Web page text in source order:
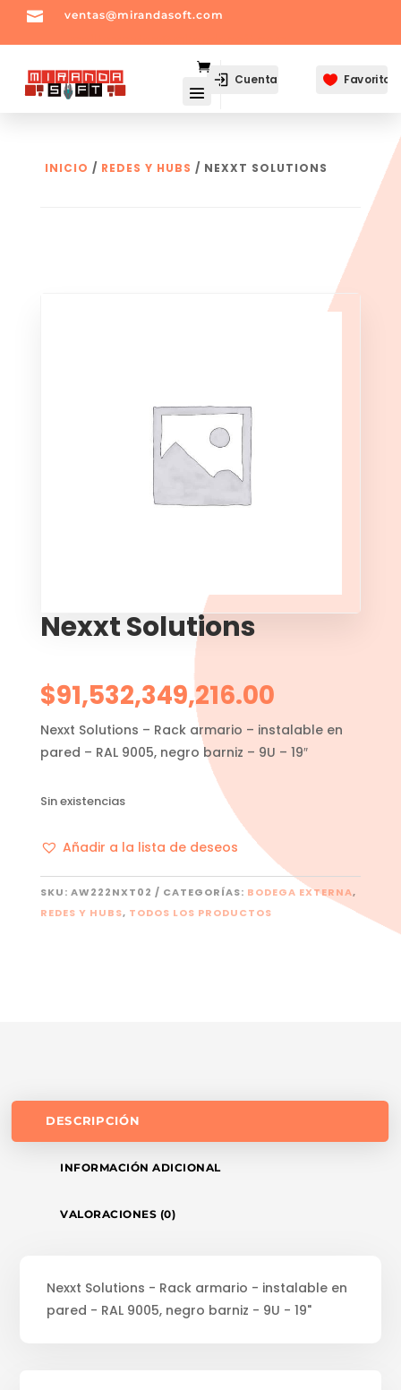
 ventas@mirandasoft.com
Cuenta  Favoritos
INICIO / REDES Y HUBS / NEXXT SOLUTIONS
Nexxt Solutions
$91,532,349,216.00
Nexxt Solutions – Rack armario – instalable en
pared – RAL 9005, negro barniz – 9U – 19″
Sin existencias
Añadir a la lista de deseos
SKU: AW222NXT02 CATEGORÍAS: BODEGA EXTERNA,
REDES Y HUBS, TODOS LOS PRODUCTOS
DESCRIPCIÓN
INFORMACIÓN ADICIONAL
VALORACIONES (0)
Nexxt Solutions - Rack armario - instalable en
pared - RAL 9005, negro barniz - 9U - 19"